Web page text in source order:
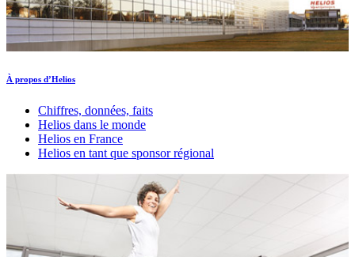
À propos d’Helios
Chiffres, données, faits
Helios dans le monde
Helios en France
Helios en tant que sponsor régional